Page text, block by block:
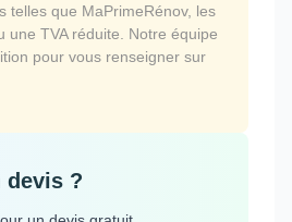
telles que MaPrimeRénov, les
une TVA réduite. Notre équipe
pour vous renseigner sur
devis ?